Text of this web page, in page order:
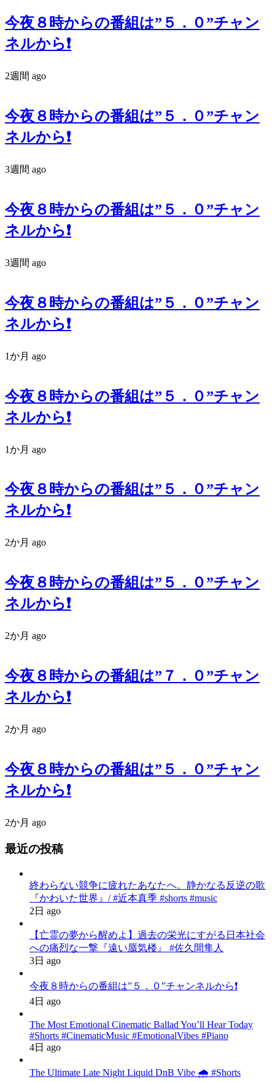
今夜８時からの番組は”５．０”チャン
ネルから❗️
2週間 ago
今夜８時からの番組は”５．０”チャン
ネルから❗️
3週間 ago
今夜８時からの番組は”５．０”チャン
ネルから❗️
3週間 ago
今夜８時からの番組は”５．０”チャン
ネルから❗️
1か月 ago
今夜８時からの番組は”５．０”チャン
ネルから❗️
1か月 ago
今夜８時からの番組は”５．０”チャン
ネルから❗️
2か月 ago
今夜８時からの番組は”５．０”チャン
ネルから❗️
2か月 ago
今夜８時からの番組は”７．０”チャン
ネルから❗️
2か月 ago
今夜８時からの番組は”５．０”チャン
ネルから❗️
2か月 ago
最近の投稿
終わらない競争に疲れたあなたへ。静かなる反逆の歌
『かわいた世界』/ #近本真季 #shorts #music
2日 ago
【亡霊の夢から醒めよ】過去の栄光にすがる日本社会
への痛烈な一撃『遠い蜃気楼』 #佐久間隼人
3日 ago
今夜８時からの番組は”５．０”チャンネルから❗️
4日 ago
The Most Emotional Cinematic Ballad You’ll Hear Today
#Shorts #CinematicMusic #EmotionalVibes #Piano
4日 ago
The Ultimate Late Night Liquid DnB Vibe 🌧️ #Shorts